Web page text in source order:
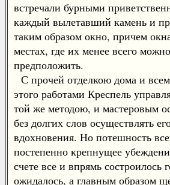
встречали бурными
каждый вылетавший камень и
таким образом окно, причем
местах, где их менее всего
предположить.
С прочей отделкою дома и
этого работами Креспель
той же методою, и мастеровым
без долгих слов осуществлять
вдохновения. Но потешность
постепенно крепнущее
счете все и впрямь состроилось
ожидалось, а главным образом